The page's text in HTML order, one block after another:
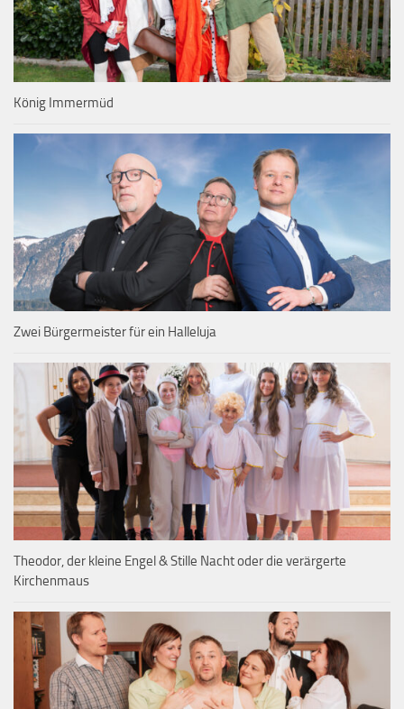
König Immermüd
Zwei Bürgermeister für ein Halleluja
Theodor, der kleine Engel & Stille Nacht oder die verärgerte
Kirchenmaus